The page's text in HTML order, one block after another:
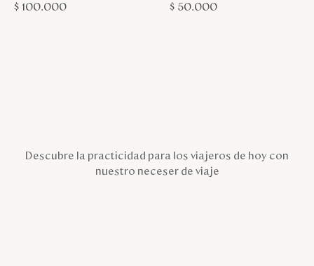
$ 100.000 $ 50.000
Descubre la practicidad para los viajeros de hoy con
nuestro neceser de viaje